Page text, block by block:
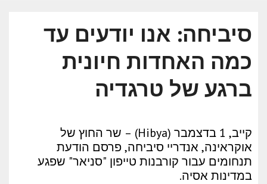
סיביחה: אנו יודעים עד
כמה האחדות חיונית
ברגע של טרגדיה
קייב, 1 בדצמבר (Hibya) – שר החוץ של
אוקראינה, אנדריי סיביחה, פרסם הודעת
תנחומים עבור קורבנות טייפון "סניאר" שפגע
במדינות אסיה.